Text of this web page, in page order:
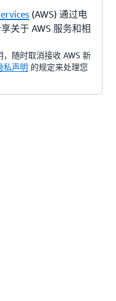
(AWS) 通过电
关于 AWS 服务和相
随时取消接收 AWS 新
私声明 的规定来处理您